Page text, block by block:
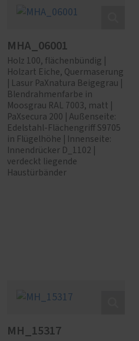
MHA_06001
Holz 100, flächenbündig |
Holzart Eiche, Quermaserung
| Lasur PaXnatura Beigegrau |
Blendrahmenfarbe in
Moosgrau RAL 7003, matt |
PaXsecura 200 | Außenseite:
Edelstahl-Flächengriff S9705
in Flügelhöhe | Innenseite:
Innendrücker D_1102 |
verdeckt liegende
Haustürbänder
MH_15317